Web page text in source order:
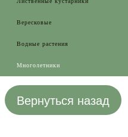
Вересковые
Водные растения
Многолетники
Вернуться назад